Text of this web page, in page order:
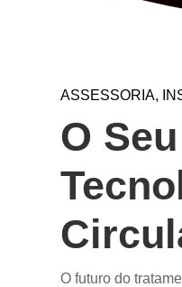
ASSESSORIA,
O
O futuro do